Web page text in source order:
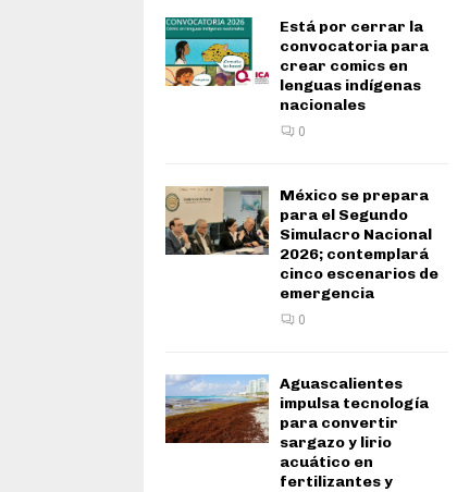
Está por cerrar la
convocatoria para
crear comics en
lenguas indígenas
nacionales
0
México se prepara
para el Segundo
Simulacro Nacional
2026; contemplará
cinco escenarios de
emergencia
0
Aguascalientes
impulsa tecnología
para convertir
sargazo y lirio
acuático en
fertilizantes y